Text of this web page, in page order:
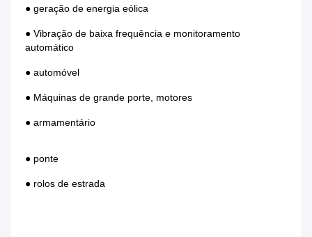
● geração de energia eólica
● Vibração de baixa frequência e monitoramento
automático
● automóvel
● Máquinas de grande porte, motores
● armamentário
● ponte
● rolos de estrada